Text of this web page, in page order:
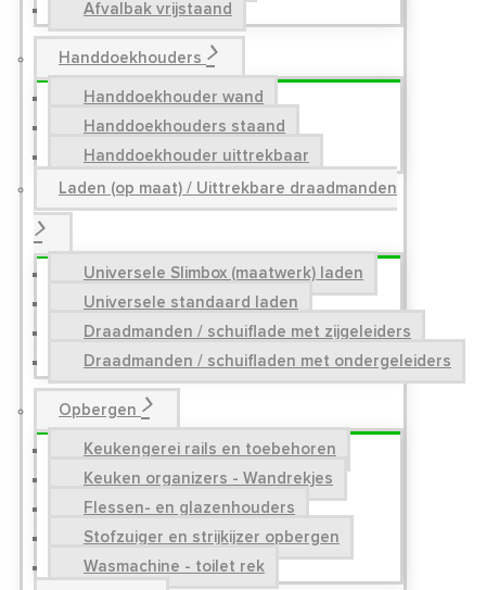
Afvalbak vrijstaand
Handdoekhouders
Handdoekhouder wand
Handdoekhouders staand
Handdoekhouder uittrekbaar
Laden (op maat) / Uittrekbare draadmanden
Universele Slimbox (maatwerk) laden
Universele standaard laden
Draadmanden / schuiflade met zijgeleiders
Draadmanden / schuifladen met ondergeleiders
Opbergen
Keukengerei rails en toebehoren
Keuken organizers - Wandrekjes
Flessen- en glazenhouders
Stofzuiger en strijkijzer opbergen
Wasmachine - toilet rek